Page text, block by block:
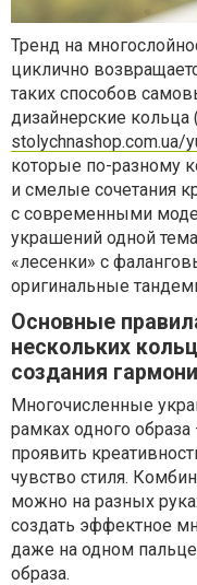
Тренд на
циклично
таких способов
дизайнерские кольца
stolychnashop.com.ua/
которые по-разному
и смелые сочетания
с современными
украшений одной
«лесенки» с
оригинальные
Основные
нескольких
создания
Многочисленные
рамках одного
проявить
чувство стиля.
можно на разных
создать эффектное
даже на одном
образа.